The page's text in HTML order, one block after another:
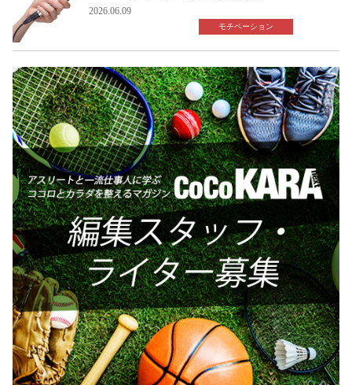
2026.06.09
モチベーション